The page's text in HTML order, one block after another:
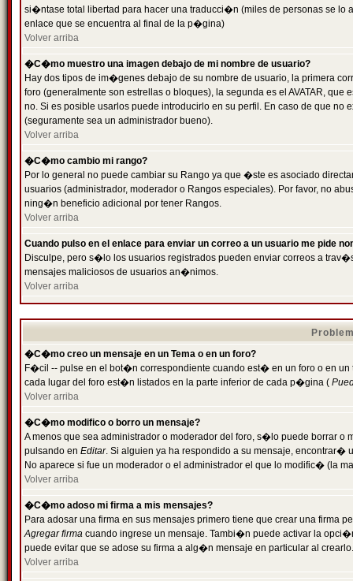
si�ntase total libertad para hacer una traducci�n (miles de personas se
enlace que se encuentra al final de la p�gina)
Volver arriba
�C�mo muestro una imagen debajo de mi nombre de usuario?
Hay dos tipos de im�genes debajo de su nombre de usuario, la primera
foro (generalmente son estrellas o bloques), la segunda es el AVATAR,
no. Si es posible usarlos puede introducirlo en su perfil. En caso de que
(seguramente sea un administrador bueno).
Volver arriba
�C�mo cambio mi rango?
Por lo general no puede cambiar su Rango ya que �ste es asociado
usuarios (administrador, moderador o Rangos especiales). Por favor, no
ning�n beneficio adicional por tener Rangos.
Volver arriba
Cuando pulso en el enlace para enviar un correo a un usuario me pide
Disculpe, pero s�lo los usuarios registrados pueden enviar correos a
mensajes maliciosos de usuarios an�nimos.
Volver arriba
�C�mo creo un mensaje en un Tema o en un foro?
F�cil -- pulse en el bot�n correspondiente cuando est� en un foro o en
cada lugar del foro est�n listados en la parte inferior de cada p�gina (
Volver arriba
�C�mo modifico o borro un mensaje?
A menos que sea administrador o moderador del foro, s�lo puede borrar o
pulsando en Editar. Si alguien ya ha respondido a su mensaje, encontrar�
No aparece si fue un moderador o el administrador el que lo modific� (la
Volver arriba
�C�mo adoso mi firma a mis mensajes?
Para adosar una firma en sus mensajes primero tiene que crear una firma
Agregar firma cuando ingrese un mensaje. Tambi�n puede activar la
puede evitar que se adose su firma a alg�n mensaje en particular al crearlo.
Volver arriba